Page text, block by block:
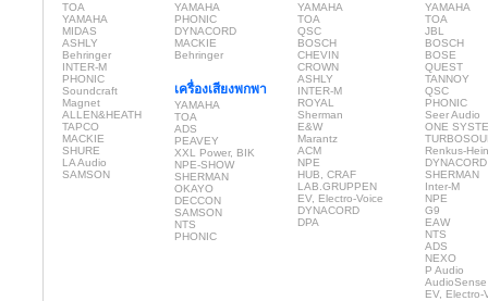
TOA
YAMAHA
MIDAS
ASHLY
Behringer
INTER-M
PHONIC
Soundcraft
Magnet
ALLEN&HEATH
TAPCO
MACKIE
SHURE
LA Audio
SAMSON
YAMAHA
PHONIC
DYNACORD
MACKIE
Behringer
เครื่องเสียงพกพา
YAMAHA
TOA
ADS
PEAVEY
XXL Power, BIK
NPE-SHOW
SHERMAN
OKAYO
DECCON
SAMSON
NTS
PHONIC
YAMAHA
TOA
QSC
BOSCH
CHEVIN
CROWN
ASHLY
INTER-M
ROYAL
Sherman
E&W
Marantz
ACM
NPE
HUB, CRAF
LAB.GRUPPEN
EV, Electro-Voice
DYNACORD
DPA
YAMAHA
TOA
JBL
BOSCH
BOSE
QUEST
TANNOY
QSC
PHONIC
Seer Audio
ONE
Renkus-
DYNACORD
SHERMAN
Inter-M
NPE
G9
EAW
NTS
ADS
NEXO
P Audio
AudioSense
EV, Electro-